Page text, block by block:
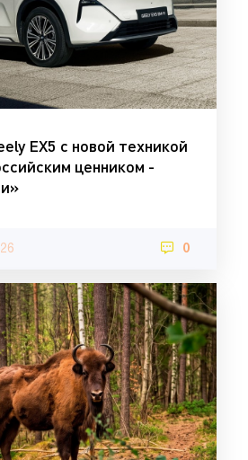
EX5 с новой техникой
ценником -
0